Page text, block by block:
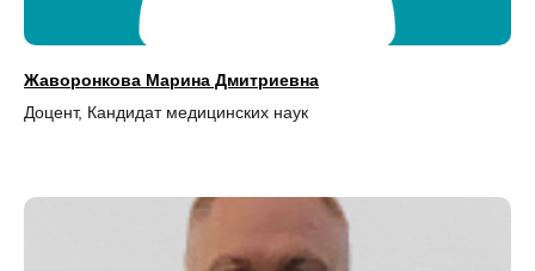
Жаворонкова Марина Дмитриевна
Доцент, Кандидат медицинских наук